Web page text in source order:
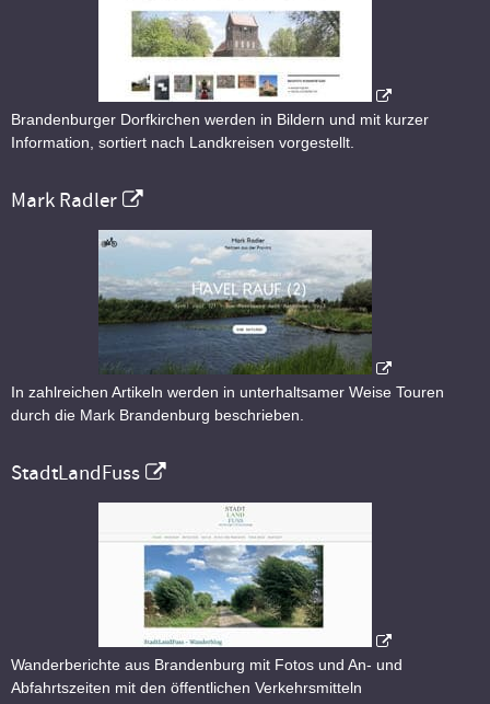
Brandenburger Dorfkirchen werden in Bildern und mit kurzer
Information, sortiert nach Landkreisen vorgestellt.
Mark Radler
In zahlreichen Artikeln werden in unterhaltsamer Weise Touren
durch die Mark Brandenburg beschrieben.
StadtLandFuss
Wanderberichte aus Brandenburg mit Fotos und An- und
Abfahrtszeiten mit den öffentlichen Verkehrsmitteln